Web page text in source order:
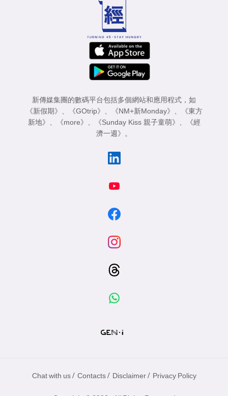
新傳媒集團的數碼平台包括多個網站和應用程式，如
《新假期》
《GOtrip》 《NM+新Monday》
《東方
新地》
《more》 《Sunday Kiss 親子童萌》
《經
濟一週》
。
Chat with us / Contacts / Disclaimer / Privacy Policy